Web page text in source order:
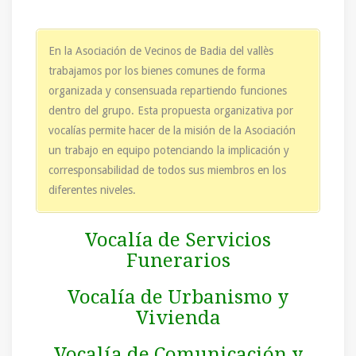
En la Asociación de Vecinos de Badia del vallès
trabajamos por los bienes comunes de forma
organizada y consensuada repartiendo funciones
dentro del grupo. Esta propuesta organizativa por
vocalías permite hacer de la misión de la Asociación
un trabajo en equipo potenciando la implicación y
corresponsabilidad de todos sus miembros en los
diferentes niveles.
Vocalía de Servicios
Funerarios
Vocalía de Urbanismo y
Vivienda